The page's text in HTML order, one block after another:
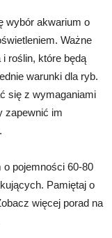
wybór akwarium o
Ważne
i roślin, które będą
warunki dla ryb.
się z wymaganiami
zapewnić im
o pojemności 60-80
Pamiętaj o
więcej porad na